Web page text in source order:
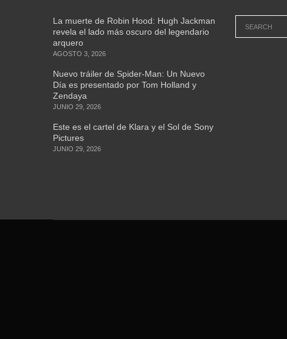
La muerte de Robin Hood: Hugh Jackman
revela el lado más oscuro del legendario
arquero
AGOSTO 3, 2026
Nuevo tráiler de Spider-Man: Un Nuevo
Día es presentado por Tom Holland y
Zendaya
JUNIO 29, 2026
Este es el cartel de Klara y el Sol de Sony
Pictures
JUNIO 29, 2026